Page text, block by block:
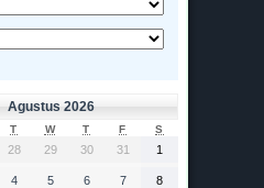
Agustus 2026
T W T F S
28 29 30 31 1
4 5 6 7 8